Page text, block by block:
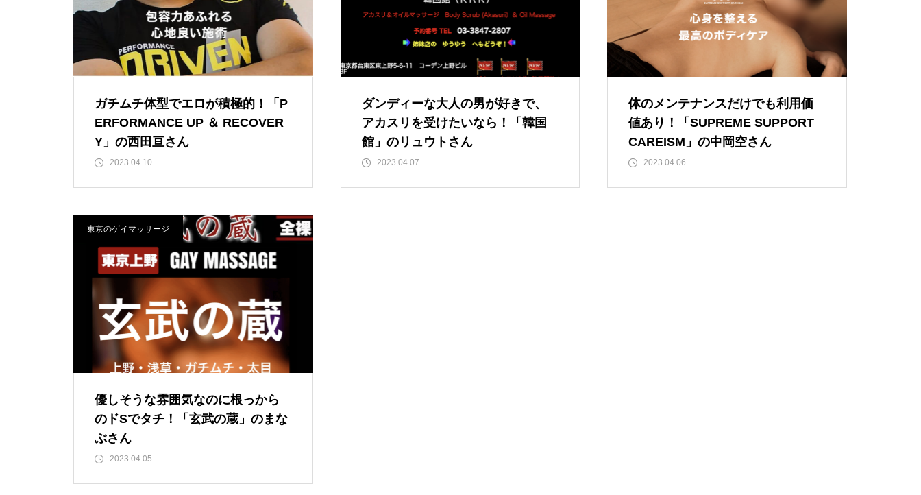
ガチムチ体型でエロが積極的！「P
ERFORMANCE UP ＆ RECOVER
Y」の西田亘さん
2023.04.10
ダンディーな大人の男が好きで、
アカスリを受けたいなら！「韓国
館」のリュウトさん
2023.04.07
体のメンテナンスだけでも利用価
値あり！「SUPREME SUPPORT
CAREISM」の中岡空さん
2023.04.06
東京のゲイマッサージ
優しそうな雰囲気なのに根っから
のドSでタチ！「玄武の蔵」のまな
ぶさん
2023.04.05